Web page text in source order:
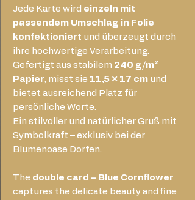
Jede Karte wird einzeln mit
passendem Umschlag in Folie
konfektioniert und überzeugt durch
ihre hochwertige Verarbeitung.
Gefertigt aus stabilem 240 g/m²
Papier, misst sie 11,5 × 17 cm und
bietet ausreichend Platz für
persönliche Worte.
Ein stilvoller und natürlicher Gruß mit
Symbolkraft – exklusiv bei der
Blumenoase Dorfen.
The double card – Blue Cornflower
captures the delicate beauty and fine